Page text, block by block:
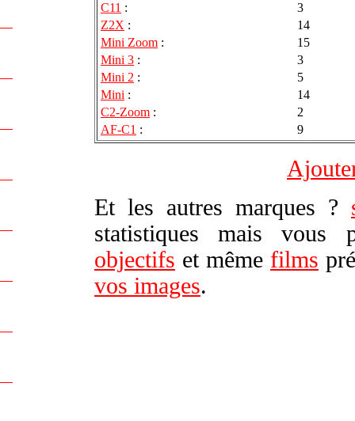
C11 :
3
Z2X :
14
Mini Zoom :
15
Mini 3 :
3
Mini 2 :
5
Mini :
14
C2-Zoom :
2
AF-C1 : 9
Et les autres marques ?
statistiques mais vous
objectifs et même films
vos images.